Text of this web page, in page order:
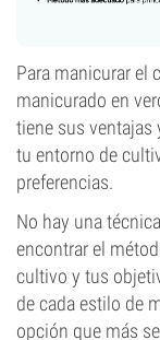
Para manicurar el
manicurado en
tiene sus ventajas
tu entorno de
preferencias.
No hay una
encontrar el
cultivo y tus
de cada estilo de
opción que más